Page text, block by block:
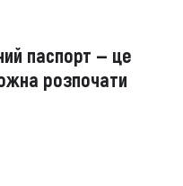
паспорт — це
розпочати